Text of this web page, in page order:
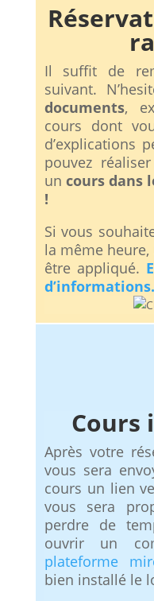
Il suffit de
suivant.
documents,
cours dont
d’explications
pouvez
un cours dans
!
Si vous
la même
être appliqué.
d’informations.
Cours
Après votre
vous sera
cours un lien
vous sera
perdre de
ouvrir un
plateforme
bien installé le